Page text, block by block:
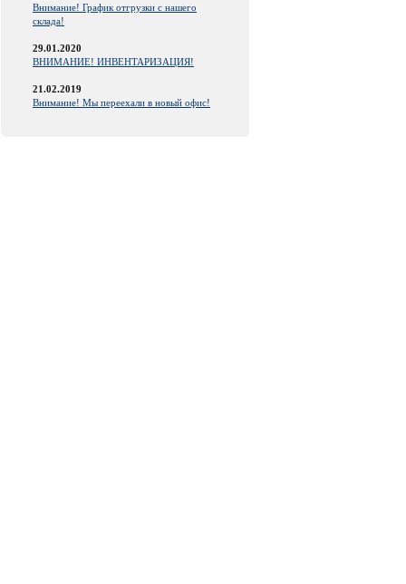
Внимание! График отгрузки с нашего
склада!
29.01.2020
ВНИМАНИЕ! ИНВЕНТАРИЗАЦИЯ!
21.02.2019
Внимание! Мы переехали в новый офис!